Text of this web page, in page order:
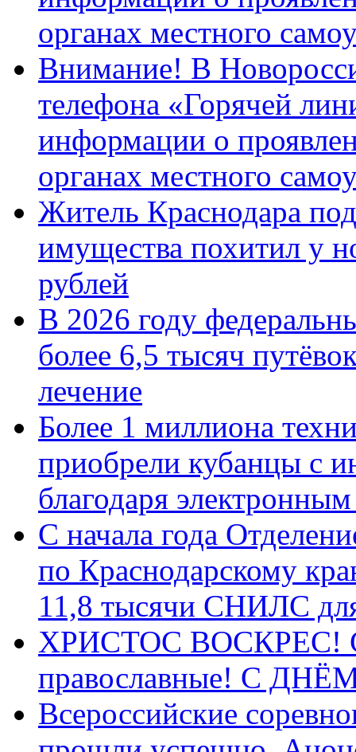
органах местного
Внимание! В
телефона «Горячей
информации о
органах местного
Житель Краснодара
имущества похитил у
рублей
В 2026 году
более 6,5 тысяч
лечение
Более 1 миллиона
приобрели кубанцы с
благодаря
С начала года
по Краснодарскому
11,8 тысячи СНИЛС
ХРИСТОС ВОСКРЕС! С
православные! C
Всероссийские